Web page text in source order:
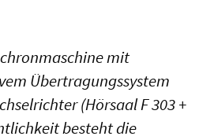
mit
Übertragungssystem
(Hörsaal F 303 +
besteht die